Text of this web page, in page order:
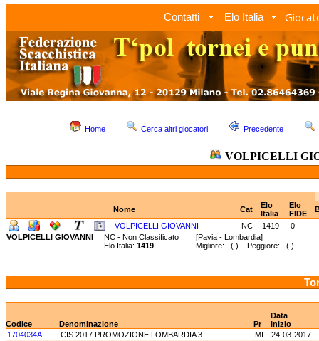
Contatti Elo Italia
Home Cerca altri giocatori Precedente
VOLPICELLI
Nome Cat
Elo
Italia
Elo
FIDE
VOLPICELLI GIOVANNI
NC 1419 0
-
VOLPICELLI GIOVANNI
NC - Non Classificato [Pavia - Lombardia]
Elo Italia: 1419 Migliore: ( ) Peggiore: ( )
Data
Codice
Denominazione Pr
Inizio
1704034A
CIS 2017 PROMOZIONE LOMBARDIA 3 MI
24-03-2017